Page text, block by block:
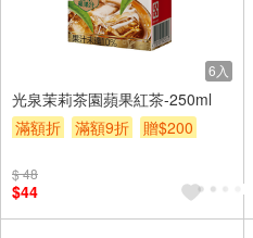
6入
光泉茉莉茶園蘋果紅茶-250ml
滿額折
滿額9折 贈$200
$ 48
$44